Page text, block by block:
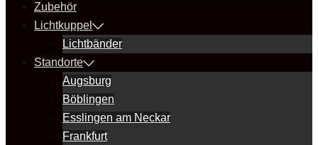
Zubehör
Lichtkuppel
Lichtbänder
Standorte
Augsburg
Böblingen
Esslingen am Neckar
Frankfurt